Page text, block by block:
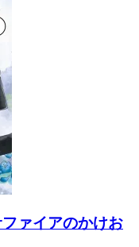
ァイアのかけお